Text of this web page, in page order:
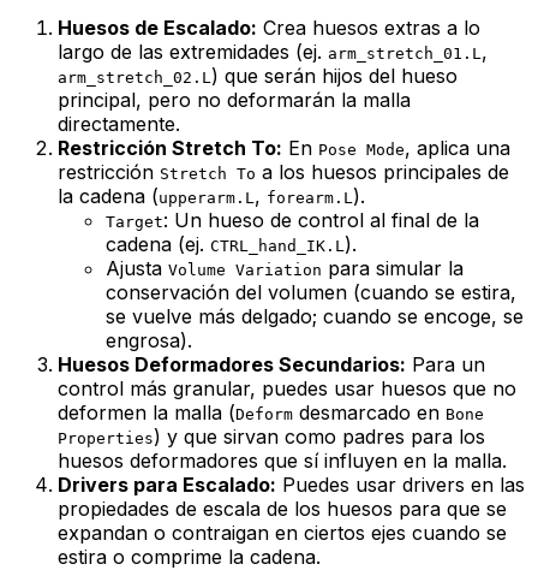
Huesos de Escalado: Crea huesos extras a lo
largo de las extremidades (ej. arm_stretch_01.L ,
arm_stretch_02.L ) que serán hijos del hueso
principal, pero no deformarán la malla
directamente.
Restricción Stretch To: En Pose Mode, aplica una
restricción Stretch To a los huesos principales de
la cadena (upperarm.L , forearm.L ).
Target: Un hueso de control al final de la
cadena (ej. CTRL_hand_IK.L ).
Ajusta Volume Variation para simular la
conservación del volumen (cuando se estira,
se vuelve más delgado; cuando se encoge, se
engrosa).
Huesos Deformadores Secundarios: Para un
control más granular, puedes usar huesos que no
deformen la malla (Deform desmarcado en Bone
Properties) y que sirvan como padres para los
huesos deformadores que sí influyen en la malla.
Drivers para Escalado: Puedes usar drivers en las
propiedades de escala de los huesos para que se
expandan o contraigan en ciertos ejes cuando se
estira o comprime la cadena.